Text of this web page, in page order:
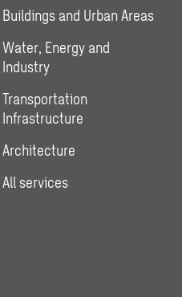
Buildings and Urban Areas
Water, Energy and
Industry
Transportation
Infrastructure
Architecture
All services